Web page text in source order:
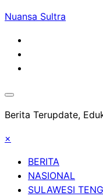
Skip
content
Nuansa Sultra
Berita Terupdate,
×
BERITA
NASIONAL
SULAWESI